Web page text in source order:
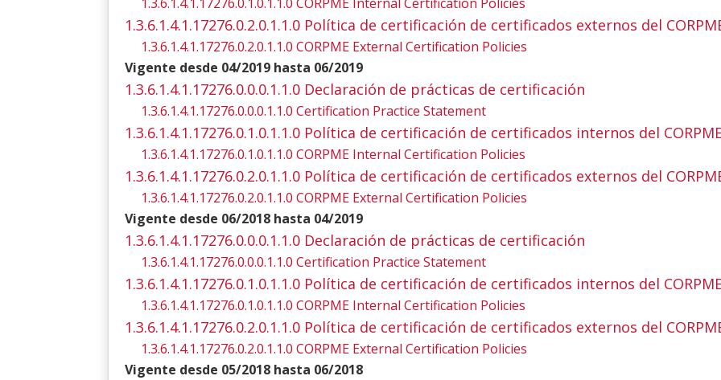
1.3.6.1.4.1.17276.0.2.0.1.1.0 Política de certificación de certificados externos del
1.3.6.1.4.1.17276.0.2.0.1.1.0 CORPME External Certification Policies
Vigente desde 04/2019 hasta 06/2019
1.3.6.1.4.1.17276.0.0.0.1.1.0 Declaración de prácticas de certificación
1.3.6.1.4.1.17276.0.0.0.1.1.0 Certification Practice Statement
1.3.6.1.4.1.17276.0.1.0.1.1.0 Política de certificación de certificados internos del
1.3.6.1.4.1.17276.0.1.0.1.1.0 CORPME Internal Certification Policies
1.3.6.1.4.1.17276.0.2.0.1.1.0 Política de certificación de certificados externos del
1.3.6.1.4.1.17276.0.2.0.1.1.0 CORPME External Certification Policies
Vigente desde 06/2018 hasta 04/2019
1.3.6.1.4.1.17276.0.0.0.1.1.0 Declaración de prácticas de certificación
1.3.6.1.4.1.17276.0.0.0.1.1.0 Certification Practice Statement
1.3.6.1.4.1.17276.0.1.0.1.1.0 Política de certificación de certificados internos del
1.3.6.1.4.1.17276.0.1.0.1.1.0 CORPME Internal Certification Policies
1.3.6.1.4.1.17276.0.2.0.1.1.0 Política de certificación de certificados externos del
1.3.6.1.4.1.17276.0.2.0.1.1.0 CORPME External Certification Policies
Vigente desde 05/2018 hasta 06/2018